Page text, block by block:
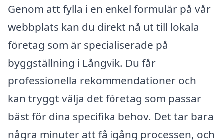
Genom att fylla i en enkel formulär på vår
webbplats kan du direkt nå ut till lokala
företag som är specialiserade på
byggställning i Långvik. Du får
professionella rekommendationer och
kan tryggt välja det företag som passar
bäst för dina specifika behov. Det tar bara
några minuter att få igång processen, och